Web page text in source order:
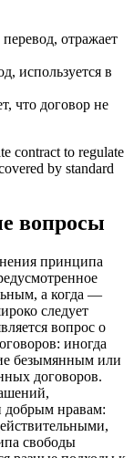
отражает
используется в
что договор не
contract to regulate
by standard
вопросы
принципа
а когда —
следует
вопрос о
иногда
безымянным или
договоров.
добрым нравам:
свободы